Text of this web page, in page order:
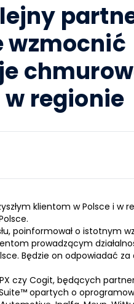
wzmocnić
w regionie
klientom w Polsce i w
poinformował o istotnym
prowadzącym
Będzie on odpowiadać
czy Cogit, będących
opartych o